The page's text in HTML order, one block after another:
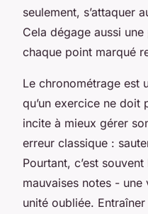
seulement, s’attaquer
Cela dégage aussi
chaque point marqué
Le chronométrage est
qu’un exercice ne doit
incite à mieux gérer
erreur classique :
Pourtant, c’est
mauvaises notes -
unité oubliée.